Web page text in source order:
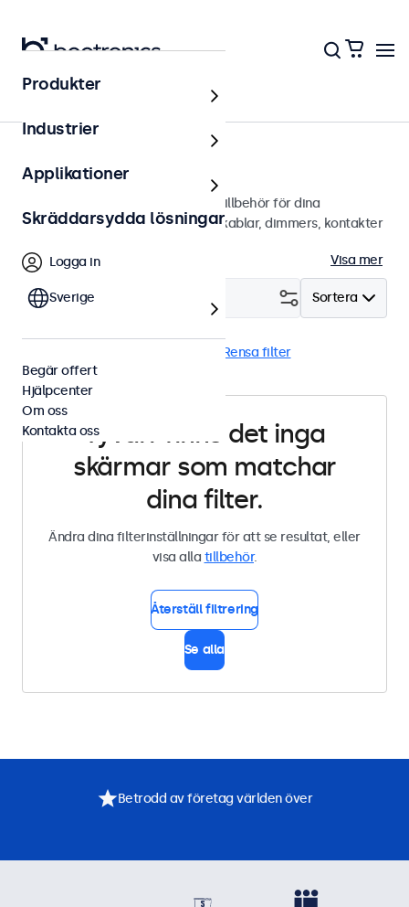
Hem
Tillbehör
Ett brett utbud av professionella tillbehör för dina
Beetronics-skärmar. Väggfästen, kablar, dimmers, kontakter
Visa mer
Sortera
Filtrera (0)
Rensa filter
Tyvärr finns det inga
skärmar som matchar
dina filter.
Ändra dina filterinställningar för att se resultat, eller
visa alla tillbehör.
Återställ filtrering
Se alla
Produkter
Industrier
Applikationer
Skräddarsydda lösningar
Logga in
Sverige
Begär offert
Hjälpcenter
Om oss
Kontakta oss
Betrodd av företag världen över